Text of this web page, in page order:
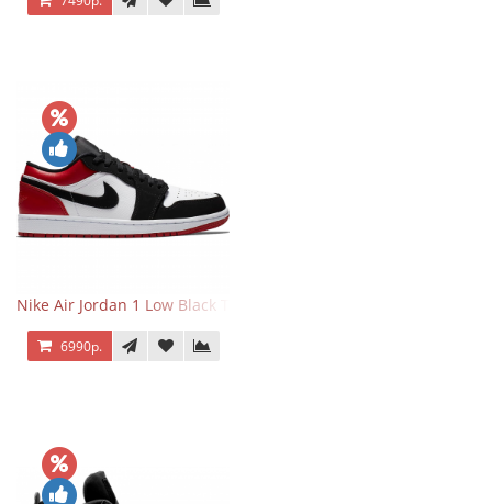
Nike Air Jordan 1 Low Black Toe
6990р.